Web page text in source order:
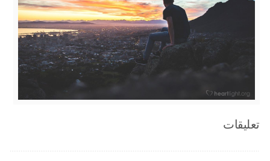
تعليقات